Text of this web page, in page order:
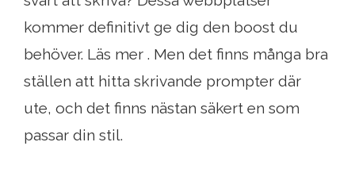
kommer definitivt ge dig den boost du
behöver. Läs mer . Men det finns många bra
ställen att hitta skrivande prompter där
ute, och det finns nästan säkert en som
passar din stil.